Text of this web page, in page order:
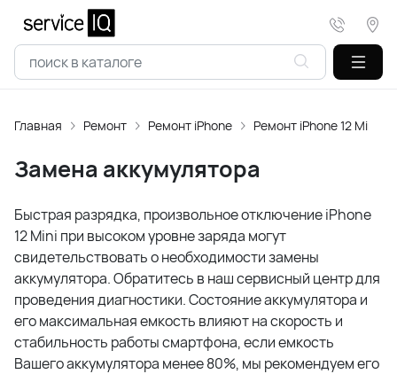
Главная Ремонт Ремонт iPhone Ремонт iPhone 12 Mini
Замена аккумулятора
Быстрая разрядка, произвольное отключение iPhone
12 Mini при высоком уровне заряда могут
свидетельствовать о необходимости замены
аккумулятора. Обратитесь в наш сервисный центр для
проведения диагностики. Состояние аккумулятора и
его максимальная емкость влияют на скорость и
стабильность работы смартфона, если емкость
Вашего аккумулятора менее 80%, мы рекомендуем его